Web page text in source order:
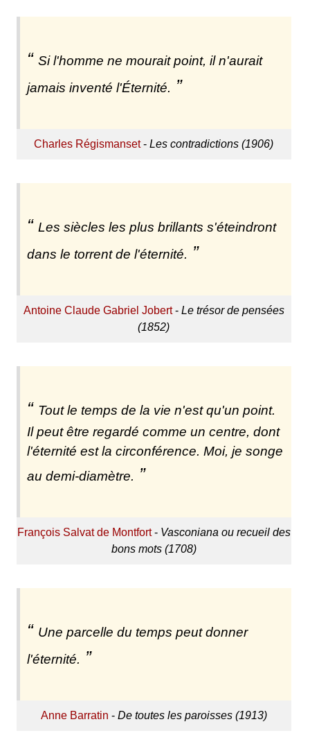
Si l'homme ne mourait point, il n'aurait
jamais inventé l'Éternité.
Charles Régismanset-Les contradictions (1906)
Les siècles les plus brillants s'éteindront
dans le torrent de l'éternité.
Antoine Claude Gabriel Jobert- Le trésor de pensées
(1852)
Tout le temps de la vie n'est qu'un point.
Il peut être regardé comme un centre, dont
l'éternité est la circonférence. Moi, je songe
au demi-diamètre.
François Salvat de Montfort- Vasconiana ou recueil des
bons mots (1708)
Une parcelle du temps peut donner
l'éternité.
Anne Barratin - De toutes les paroisses (1913)